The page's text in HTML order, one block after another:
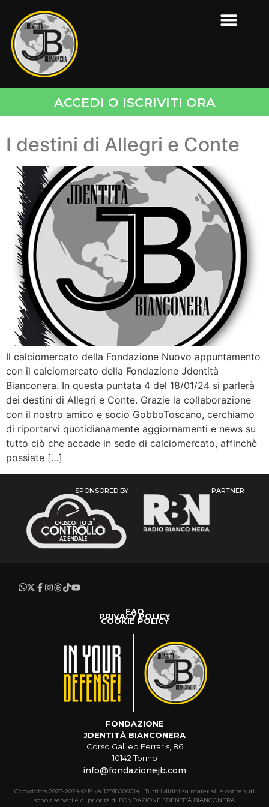
ACCEDI O ISCRIVITI ORA
I destini di Allegri e Conte
Il calciomercato della Fondazione Nuovo appuntamento
con il calciomercato della Fondazione Jdentità
Bianconera. In questa puntata 4 del 18/01/24 si parlerà
dei destini di Allegri e Conte. Grazie la collaborazione
con il nostro amico e socio GobboToscano, cerchiamo
di riportarvi quotidianamente aggiornamenti e news su
tutto ciò che accade in sede di calciomercato, affinchè
possiate […]
SPONSORED BY PARTNER
FAQ
PRIVACY POLICY
COOKIE POLICY
FONDAZIONE
JDENTITÀ BIANCONERA
Corso Galileo Ferraris, 86
10142 Torino
info@fondazionejb.com
Copyrights 2023-2024 © P.iva 12918000014 | Tutti i diritti su materiali e contenuti
sono riservati e di priorità di FONDAZIONE JDENTITÀ BIANCONERA